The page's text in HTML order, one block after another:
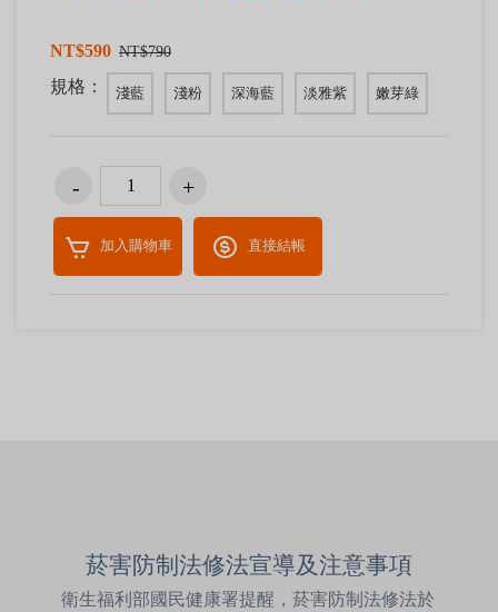
NT$590 NT$790
規格： 淺藍 淺粉 深海藍 淡雅紫 嫩芽綠
加入購物車 直接結帳
菸害防制法修法宣導及注意事項
衛生福利部國民健康署提醒，菸害防制法修法於